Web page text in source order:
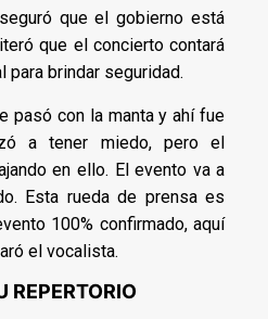
que el gobierno está
que el concierto contará
para brindar seguridad.
pasó con la manta y ahí fue
a tener miedo, pero el
en ello. El evento va a
Esta rueda de prensa es
100% confirmado, aquí
el vocalista.
REPERTORIO